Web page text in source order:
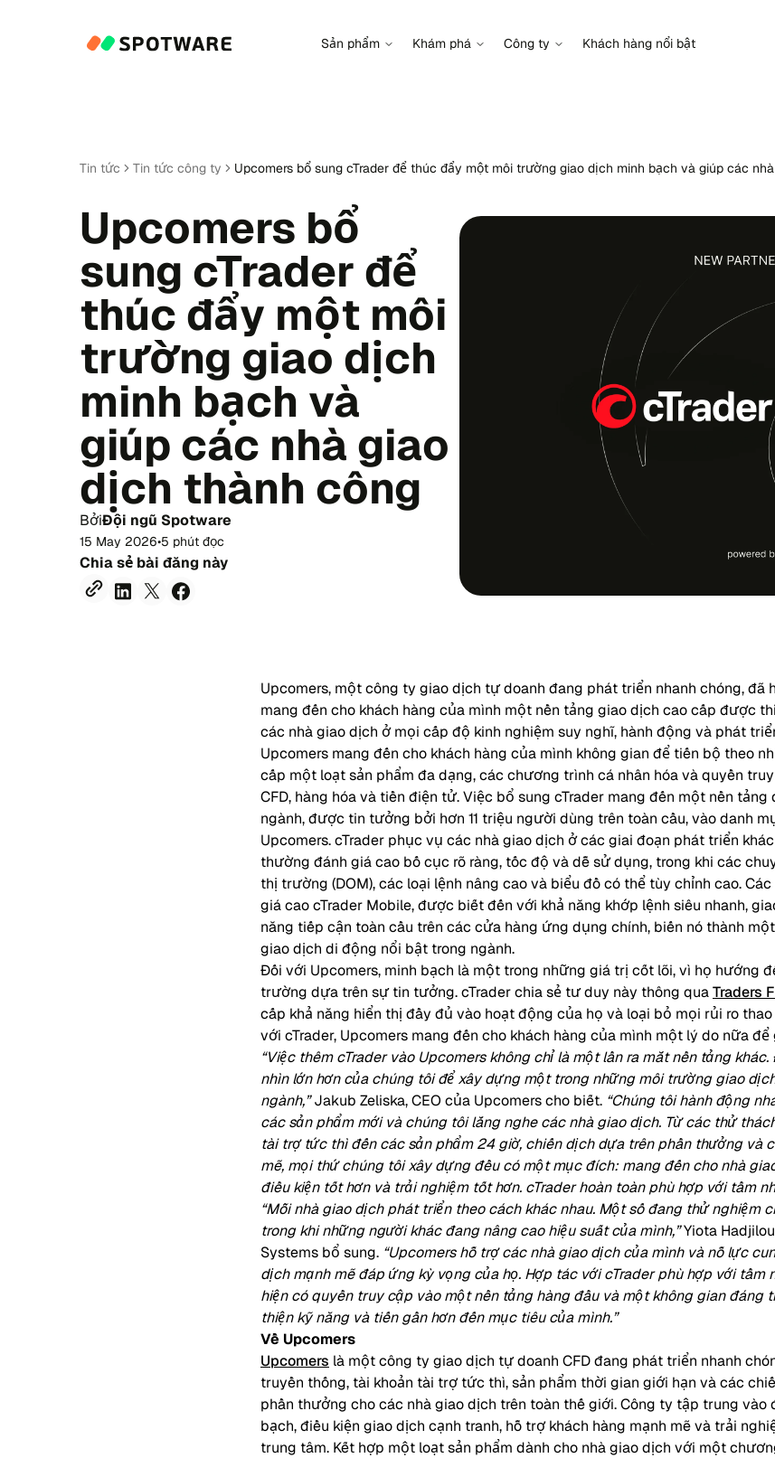
Sản phẩm Khám phá Công ty Khách hàng nổi bật
Tin tức Tin tức công ty Upcomers bổ sung cTrader để thúc đẩy một môi trường giao dịch minh bạch và giúp các
Upcomers bổ
sung cTrader để
thúc đẩy một môi
trường giao dịch
minh bạch và
giúp các nhà giao
dịch thành công
BởiĐội ngũ Spotware
15 May 2026•5 phút đọc
Chia sẻ bài đăng này
Upcomers, một công ty giao dịch tự doanh đang phát triển nhanh chóng, đã
mang đến cho khách hàng của mình một nền tảng giao dịch cao cấp được
các nhà giao dịch ở mọi cấp độ kinh nghiệm suy nghĩ, hành động và phát
Upcomers mang đến cho khách hàng của mình không gian để tiến bộ theo
cấp một loạt sản phẩm đa dạng, các chương trình cá nhân hóa và quyền
CFD, hàng hóa và tiền điện tử. Việc bổ sung cTrader mang đến một nền
ngành, được tin tưởng bởi hơn 11 triệu người dùng trên toàn cầu, vào danh
Upcomers. cTrader phục vụ các nhà giao dịch ở các giai đoạn phát triển
thường đánh giá cao bố cục rõ ràng, tốc độ và dễ sử dụng, trong khi các
thị trường (DOM), các loại lệnh nâng cao và biểu đồ có thể tùy chỉnh cao.
giá cao cTrader Mobile, được biết đến với khả năng khớp lệnh siêu nhanh,
năng tiếp cận toàn cầu trên các cửa hàng ứng dụng chính, biến nó thành
giao dịch di động nổi bật trong ngành.
Đối với Upcomers, minh bạch là một trong những giá trị cốt lõi, vì họ hướng
trường dựa trên sự tin tưởng. cTrader chia sẻ tư duy này thông quaTraders
cấp khả năng hiển thị đầy đủ vào hoạt động của họ và loại bỏ mọi rủi ro
với cTrader, Upcomers mang đến cho khách hàng của mình một lý do nữa
“Việc thêm cTrader vào Upcomers không chỉ là một lần ra mắt nền tảng
nhìn lớn hơn của chúng tôi để xây dựng một trong những môi trường giao
ngành,”Jakub Zeliska, CEO của Upcomers cho biết. “Chúng tôi hành động
các sản phẩm mới và chúng tôi lắng nghe các nhà giao dịch. Từ các thử
tài trợ tức thì đến các sản phẩm 24 giờ, chiến dịch dựa trên phần thưởng và
mẽ, mọi thứ chúng tôi xây dựng đều có một mục đích: mang đến cho nhà
điều kiện tốt hơn và trải nghiệm tốt hơn. cTrader hoàn toàn phù hợp với tầm
“Mỗi nhà giao dịch phát triển theo cách khác nhau. Một số đang thử nghiệm
trong khi những người khác đang nâng cao hiệu suất của mình,”Yiota
Systems bổ sung. “Upcomers hỗ trợ các nhà giao dịch của mình và nỗ lực
dịch mạnh mẽ đáp ứng kỳ vọng của họ. Hợp tác với cTrader phù hợp với tầm
hiện có quyền truy cập vào một nền tảng hàng đầu và một không gian đáng
thiện kỹ năng và tiến gần hơn đến mục tiêu của mình.”
Về Upcomers
Upcomers là một công ty giao dịch tự doanh CFD đang phát triển nhanh
truyền thống, tài khoản tài trợ tức thì, sản phẩm thời gian giới hạn và các
phần thưởng cho các nhà giao dịch trên toàn thế giới. Công ty tập trung vào
bạch, điều kiện giao dịch cạnh tranh, hỗ trợ khách hàng mạnh mẽ và trải
trung tâm. Kết hợp một loạt sản phẩm dành cho nhà giao dịch với một